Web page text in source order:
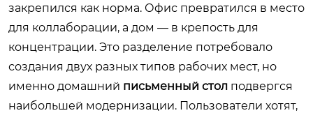
закрепился как норма. Офис превратился в место
для коллаборации, а дом — в крепость для
концентрации. Это разделение потребовало
создания двух разных типов рабочих мест, но
именно домашний письменный стол подвергся
наибольшей модернизации. Пользователи хотят,